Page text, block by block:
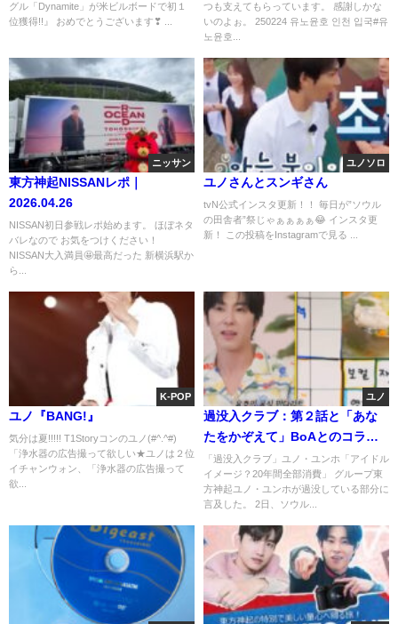
グル「Dynamite」が米ビルボードで初１
位獲得!!』 おめでとうございます❣ ...
つも支えてもらっています。 感謝しかな
いのよぉ。 250224 유노윤호 인천 입국#유
노윤호...
ニッサン
東方神起NISSANレポ｜
2026.04.26
NISSAN初日参戦レポ始めます。 ほぼネタ
バレなので お気をつけください！
NISSAN大入満員🤩最高だった 新横浜駅か
ら...
ユノソロ
ユノさんとスンギさん
tvN公式インスタ更新！！ 毎日が”ソウル
の田舎者”祭じゃぁぁぁぁ😂 インスタ更
新！ この投稿をInstagramで見る ...
K-POP
ユノ『BANG!』
気分は夏!!!!! T1Storyコンのユノ(#^.^#)
「浄水器の広告撮って欲しい★ユノは２位
イチャンウォン、「浄水器の広告撮って
欲...
ユノ
過没入クラブ：第２話と「あな
たをかぞえて」BoAとのコラボ
曲♫
「過没入クラブ」ユノ・ユンホ「アイドル
イメージ？20年間全部消費」 グループ東
方神起ユノ・ユンホが過没している部分に
言及した。 2日、ソウル...